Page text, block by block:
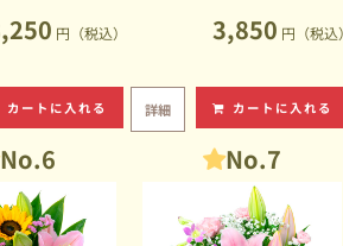
円（税込）
カートに入れる
3,850 円（税込）
詳細 カートに入れる
No.6 No.7